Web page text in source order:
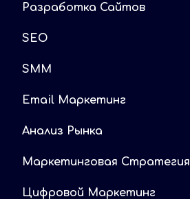
Разработка Сайтов
SEO
SMM
Email Маркетинг
Анализ Рынка
Маркетинговая Стратегия
Цифровой Маркетинг